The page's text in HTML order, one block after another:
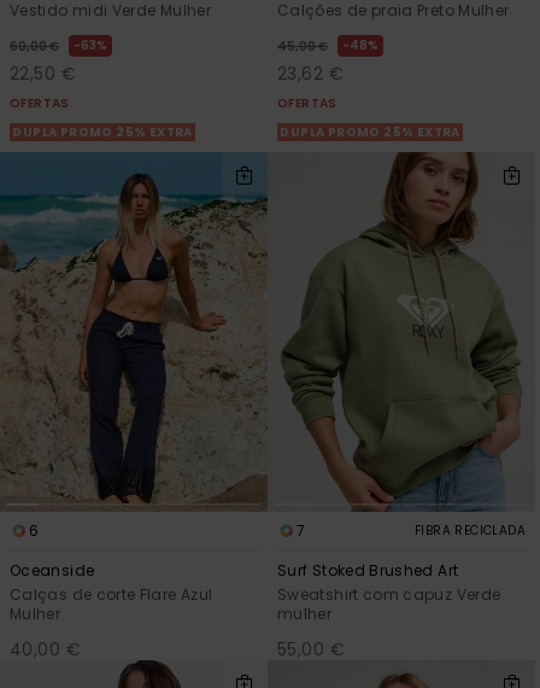
Vestido midi Verde Mulher
60,00 € 63%
22,50 €
OFERTAS
DUPLA PROMO 25% EXTRA
Calções de praia Preto Mulher
45,00 € 48%
23,62 €
OFERTAS
DUPLA PROMO 25% EXTRA
6
Oceanside
Calças de corte Flare Azul
Mulher
40,00 €
7 FIBRA RECICLADA
Surf Stoked Brushed Art
Sweatshirt com capuz Verde
mulher
55,00 €